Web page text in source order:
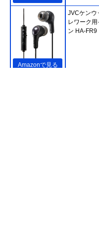
Amazonで見る
JVCケンウ
レワーク用
ン HA-FR9